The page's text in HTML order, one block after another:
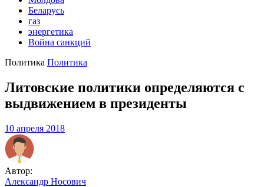
Беларусь
газ
энергетика
Война санкций
Политика Политика
Литовские политики определяются с
выдвижением в президенты
10 апреля 2018
Автор:
Александр Носович